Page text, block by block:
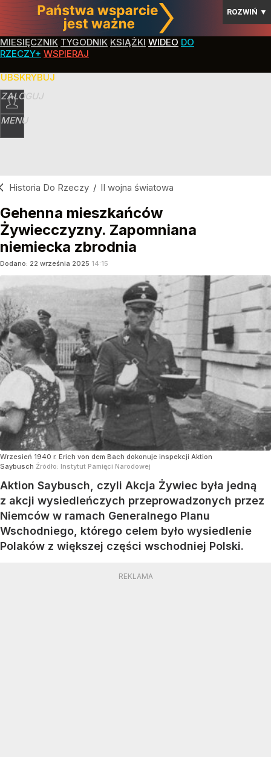
ROZWIŃ ▼
MIESIĘCZNIK TYGODNIK KSIĄŻKI WIDEO DO
RZECZY+ WSPIERAJ
ZALOGUJ
MENU
Historia Do Rzeczy / II wojna światowa
Gehenna mieszkańców
Żywiecczyzny. Zapomniana
niemiecka zbrodnia
Dodano: 22 września 2025 14:15
Wrzesień 1940 r. Erich von dem Bach dokonuje inspekcji Aktion
Saybusch Źródło: Instytut Pamięci Narodowej
Aktion Saybusch, czyli Akcja Żywiec była jedną
z akcji wysiedleńczych przeprowadzonych przez
Niemców w ramach Generalnego Planu
Wschodniego, którego celem było wysiedlenie
Polaków z większej części wschodniej Polski.